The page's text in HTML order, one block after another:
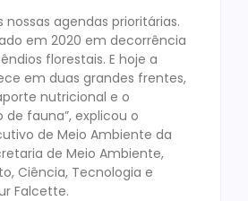
nossas agendas prioritárias.
em 2020 em decorrência
florestais. E hoje a
em duas grandes frentes,
nutricional e o
fauna”, explicou o
de Meio Ambiente da
de Meio Ambiente,
Ciência, Tecnologia e
Falcette.